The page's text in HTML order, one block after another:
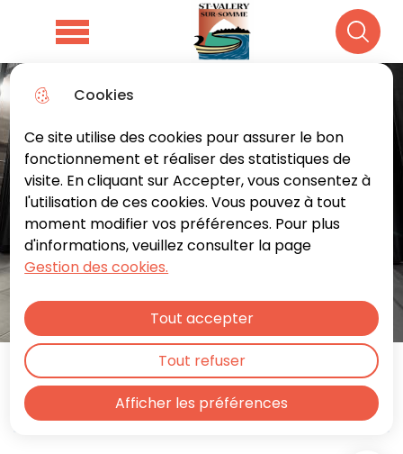
Cookies
Ce site utilise des cookies pour assurer le bon
fonctionnement et réaliser des statistiques de
visite. En cliquant sur Accepter, vous consentez à
l'utilisation de ces cookies. Vous pouvez à tout
moment modifier vos préférences. Pour plus
d'informations, veuillez consulter la page
Gestion des cookies.
Afficher les préférences
Tout accepter
Tout refuser
Aller
au
Aller au
contenu
principal
Consulter
le plan du
site
Menu principal
Espace culturel